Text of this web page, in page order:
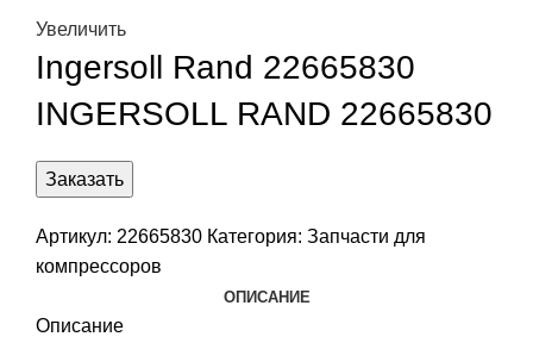
Увеличить
Ingersoll Rand 22665830
INGERSOLL RAND 22665830
Заказать
Артикул: 22665830 Категория: Запчасти для
компрессоров
ОПИСАНИЕ
Описание